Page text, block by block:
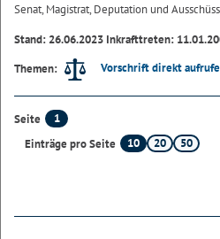
Senat, Magistrat, Deputation und
Stand: 26.06.2023 Inkrafttreten:
Themen:
Vorschrift direkt
Seite
1
Einträge pro Seite
10 20 50